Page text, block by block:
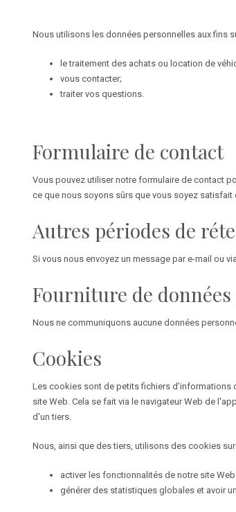
Nous utilisons les données personnelles aux fins
le traitement des achats ou location de
vous contacter;
traiter vos questions.
Formulaire de contact
Vous pouvez utiliser notre formulaire de contact
ce que nous soyons sûrs que vous soyez satisfait
Autres périodes de
Si vous nous envoyez un message par e-mail ou
Fourniture de
Nous ne communiquons aucune données
Cookies
Les cookies sont de petits fichiers d’informations
site Web. Cela se fait via le navigateur Web de
d'un tiers.
Nous, ainsi que des tiers, utilisons des cookies
activer les fonctionnalités de notre site
générer des statistiques globales et avoir